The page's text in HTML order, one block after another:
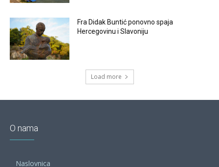
Fra Didak Buntić ponovno spaja
Hercegovinu i Slavoniju
Load more
O nama
Naslovnica